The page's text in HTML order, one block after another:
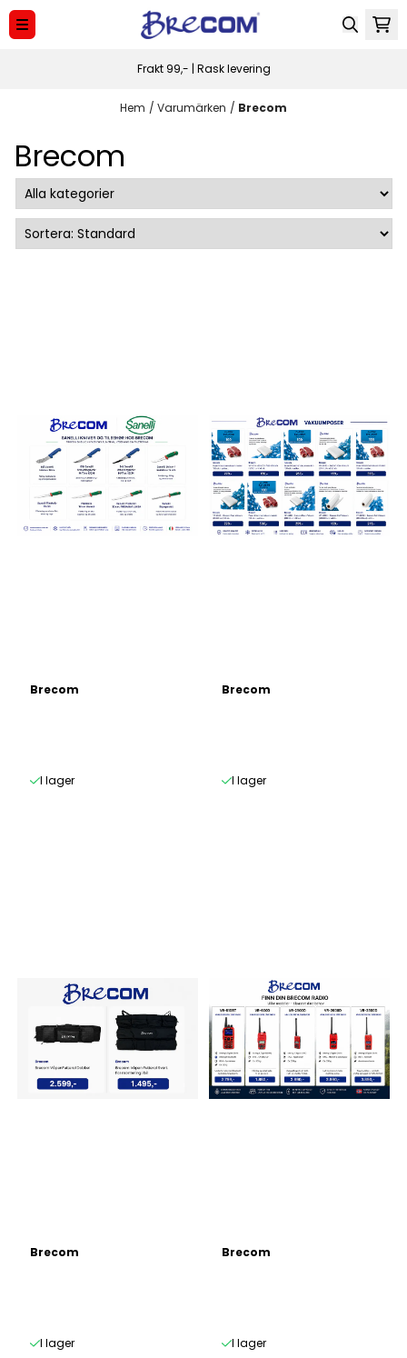
Hoppa till innehåll
Frakt 99,- | Rask levering
Hem / Varumärken / Brecom
Brecom
Brecom
I lager
Brecom
I lager
Brecom
I lager
Brecom
I lager